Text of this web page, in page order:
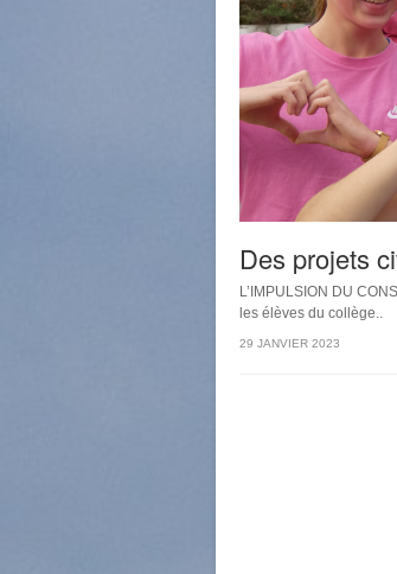
Des projets
L’IMPULSION DU
les élèves du collège..
29 JANVIER 2023